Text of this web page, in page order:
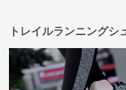
トレイルランニング